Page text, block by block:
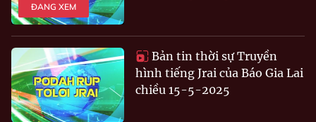
ĐANG XEM
Bản tin thời sự Truyền
hình tiếng Jrai của Báo Gia Lai
chiều 15-5-2025